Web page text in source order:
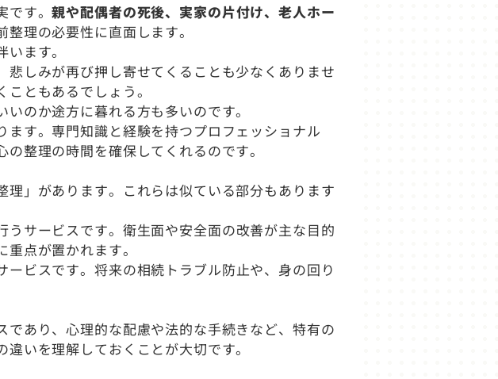
です。親や配偶者の死後、実家の片付け、老人ホー
理の必要性に直面します。
ます。
しみが再び押し寄せてくることも少なくありませ
ともあるでしょう。
のか途方に暮れる方も多いのです。
す。専門知識と経験を持つプロフェッショナル
整理の時間を確保してくれるのです。
」があります。これらは似ている部分もあります
うサービスです。衛生面や安全面の改善が主な目的
点が置かれます。
ービスです。将来の相続トラブル防止や、身の回り
であり、心理的な配慮や法的な手続きなど、特有の
いを理解しておくことが大切です。